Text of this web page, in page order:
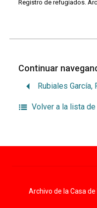
Registro de refugiados.
Continuar
Volver a la lista
Archivo de la Casa